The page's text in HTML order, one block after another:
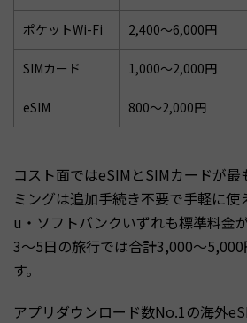
ポケットWi-Fi 2,400〜6,000円
SIMカード 1,000〜2,000円
eSIM 800〜2,000円
コスト面ではeSIMとSIMカードが最
ミングは追加手続き不要で手軽に使
u・ソフトバンクいずれも標準料金
3〜5日の旅行では合計3,000〜
す。
アプリダウンロード数No.1の海外